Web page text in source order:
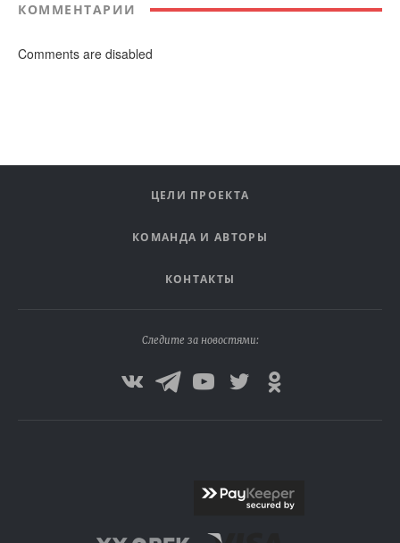
КОММЕНТАРИИ
Comments are disabled
ЦЕЛИ ПРОЕКТА
КОМАНДА И АВТОРЫ
КОНТАКТЫ
Следите за новостями: